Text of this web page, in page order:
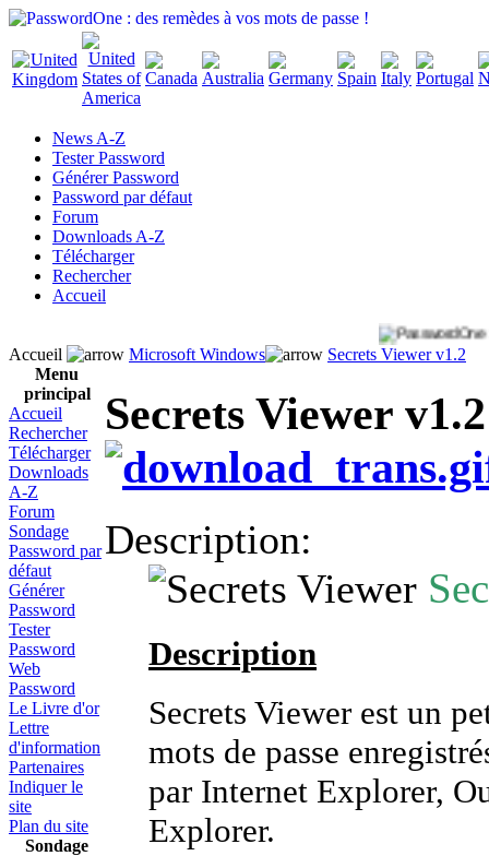
News A-Z
Tester Password
Générer Password
Password par défaut
Forum
Downloads A-Z
Télécharger
Rechercher
Accueil
Accueil Microsoft Windows
Secrets Viewer v1.2
Menu
principal
Accueil
Rechercher
Télécharger
Downloads
A-Z
Forum
Sondage
Password par
défaut
Générer
Password
Tester
Password
Web
Password
Le Livre d'or
Lettre
d'information
Partenaires
Indiquer le
site
Plan du site
Sondage
Secrets Viewer v1.2
Description:
Description
Secrets Viewer est un
mots de passe
par Internet Explorer,
Explorer.